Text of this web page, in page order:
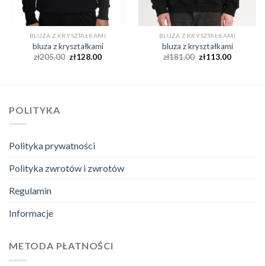
BLUZA Z KRYSZTAŁKAMI
bluza z kryształkami
zł205.00 zł128.00
BLUZA Z KRYSZTAŁKAMI
bluza z kryształkami
zł181.00 zł113.00
POLITYKA
Polityka prywatności
Polityka zwrotów i zwrotów
Regulamin
Informacje
METODA PŁATNOŚCI